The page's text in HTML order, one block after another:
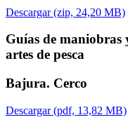
Descargar (zip, 24,20 MB)
Guías de maniobras
artes de pesca
Bajura. Cerco
Descargar (pdf, 13,82 MB)